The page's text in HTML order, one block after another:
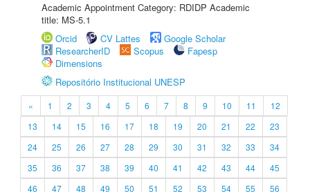
Academic Appointment Category: RDIDP Academic
title: MS-5.1
Orcid
CV Lattes
Google Scholar
ResearcherID
Scopus
Fapesp
Dimensions
Repositório Institucional UNESP
« 1 2 3 4 5 6 7 8 9 10 11
12
13
14 15 16 17 18 19 20 21 22
23
24
25 26 27 28 29 30 31 32 33
34
35
36 37 38 39 40 41 42 43 44
45
46
47 48 49 50 51 52 53 54 55
56